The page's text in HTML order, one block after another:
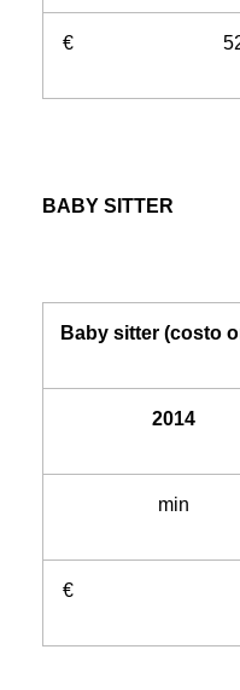
€
BABY SITTER
Baby sitter (costo
2014
min
€